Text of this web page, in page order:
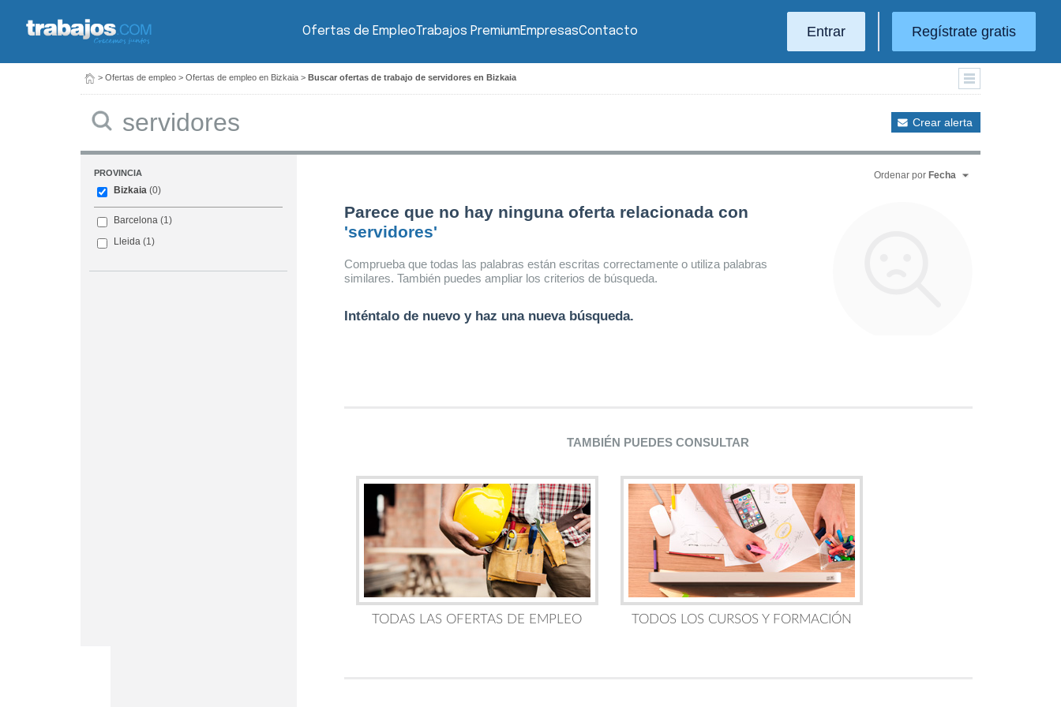
Ofertas de EmpleoTrabajos PremiumEmpresasContacto Entrar Regístrate gratis
> Ofertas de empleo > Ofertas de empleo en Bizkaia > Buscar ofertas de trabajo de servidores en Bizkaia
Crear alerta
PROVINCIA
Bizkaia (0)
Barcelona (1)
Lleida (1)
Ordenar por Fecha
Parece que no hay ninguna oferta relacionada con
'servidores'
Comprueba que todas las palabras están escritas correctamente o utiliza palabras
similares. También puedes ampliar los criterios de búsqueda.
Inténtalo de nuevo y haz una nueva búsqueda.
TAMBIÉN PUEDES CONSULTAR
TODAS LAS OFERTAS DE EMPLEO TODOS LOS CURSOS Y FORMACIÓN